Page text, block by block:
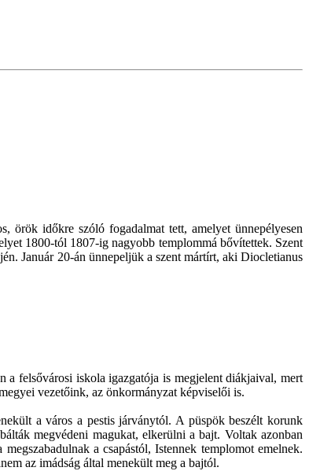
örök időkre szóló fogadalmat tett, amelyet ünnepélyesen
1800-tól 1807-ig nagyobb templommá bővítettek. Szent
Január 20-án ünnepeljük a szent mártírt, aki Diocletianus
a felsővárosi iskola igazgatója is megjelent diákjaival, mert
vezetőink, az önkormányzat képviselői is.
a város a pestis járványtól. A püspök beszélt korunk
megvédeni magukat, elkerülni a bajt. Voltak azonban
a csapástól, Istennek templomot emelnek.
az imádság által menekült meg a bajtól.